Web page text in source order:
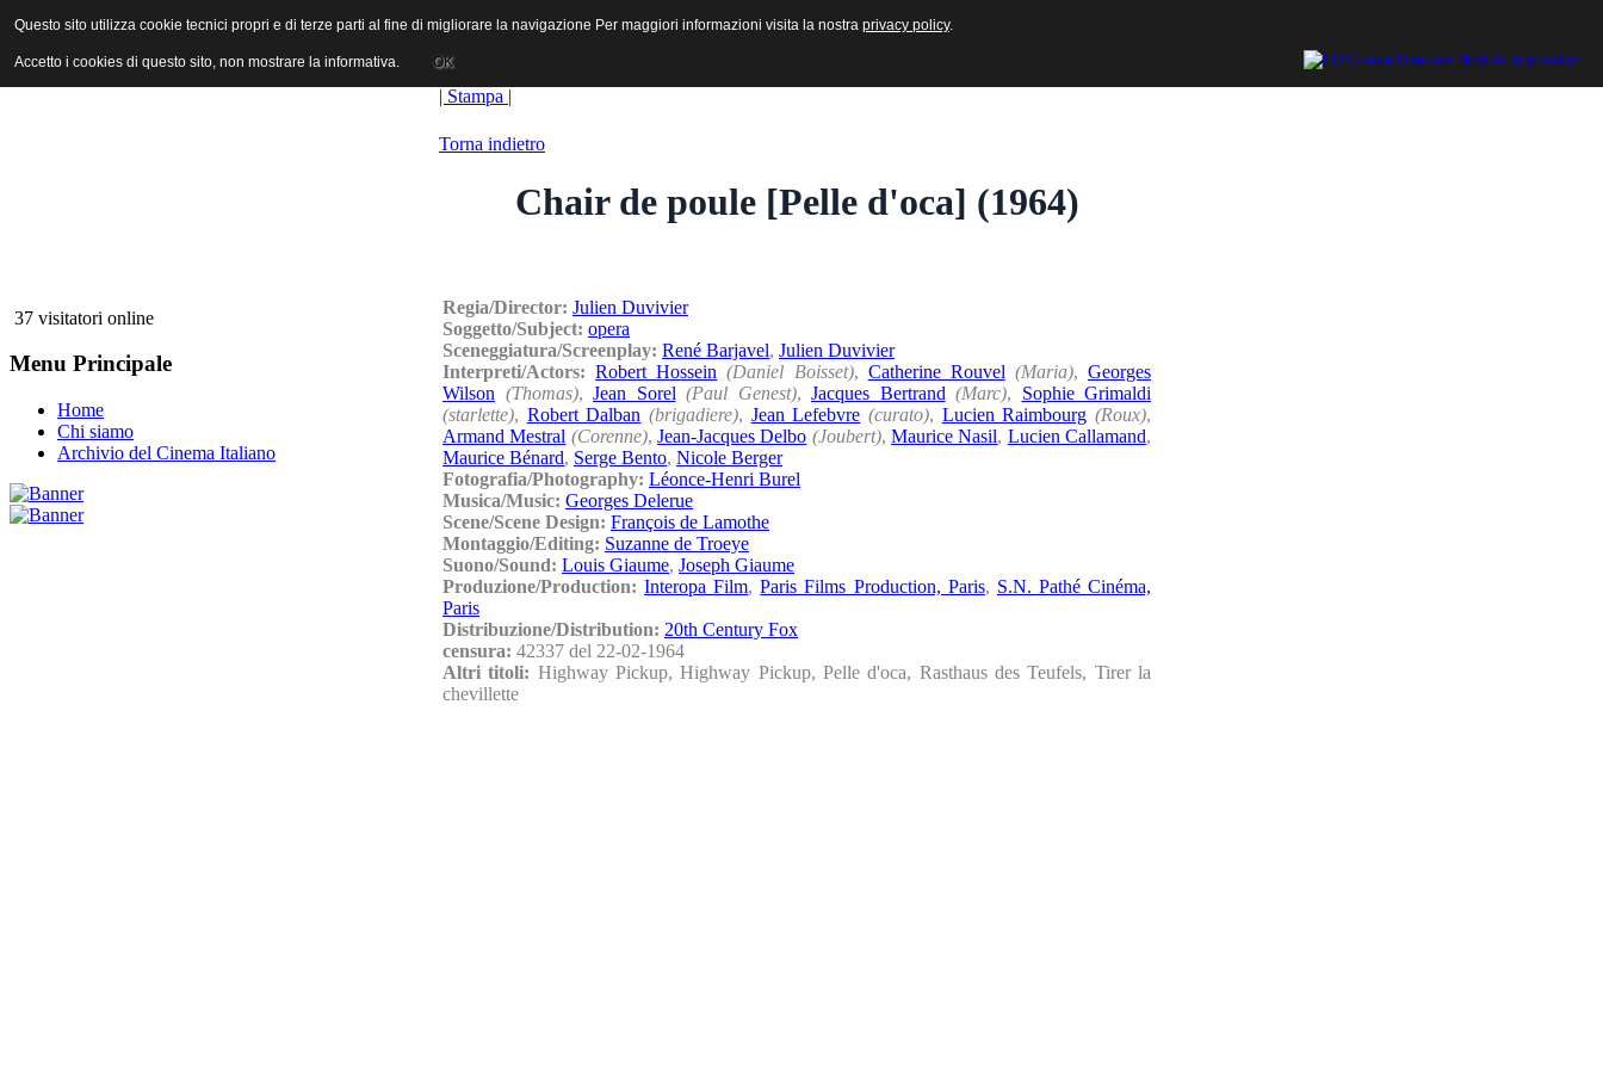
ANICA | Associazione Nazionale Industrie Cinematografiche Audiovisive e Multimediali
37 visitatori online
Menu Principale
Home
Chi siamo
Archivio del Cinema Italiano
| Stampa |
Torna indietro
Chair de poule [Pelle d'oca] (1964)
Regia/Director: Julien Duvivier
Soggetto/Subject: opera
Sceneggiatura/Screenplay: René Barjavel, Julien Duvivier
Interpreti/Actors:Robert Hossein (Daniel Boisset), Catherine Rouvel (Maria), Georges
Wilson (Thomas), Jean Sorel (Paul Genest), Jacques Bertrand (Marc), Sophie Grimaldi
(starlette), Robert Dalban (brigadiere), Jean Lefebvre (curato), Lucien Raimbourg (Roux),
Armand Mestral (Corenne),Jean-Jacques Delbo (Joubert),Maurice Nasil, Lucien Callamand,
Maurice Bénard, Serge Bento, Nicole Berger
Fotografia/Photography: Léonce-Henri Burel
Musica/Music: Georges Delerue
Scene/Scene Design: François de Lamothe
Montaggio/Editing: Suzanne de Troeye
Suono/Sound: Louis Giaume, Joseph Giaume
Produzione/Production:Interopa Film,Paris Films Production, Paris, S.N. Pathé Cinéma,
Paris
Distribuzione/Distribution: 20th Century Fox
censura: 42337 del 22-02-1964
Altri titoli: Highway Pickup, Highway Pickup, Pelle d'oca, Rasthaus des Teufels, Tirer la
chevillette
Questo sito utilizza cookie tecnici propri e di terze parti al fine di migliorare la navigazione Per maggiori informazioni visita la nostra privacy policy.
Accetto i cookies di questo sito, non mostrare la informativa. OK
Questo sito utilizza cookie tecnici propri e di terze parti al fine di migliorare la navigazione Per maggiori informazioni visita la nostra privacy policy.
Accetto i cookies di questo sito, non mostrare la informativa. OK